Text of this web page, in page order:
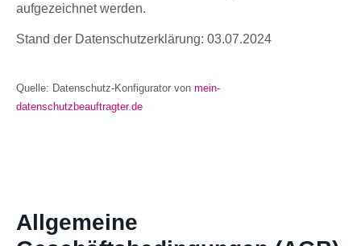
aufgezeichnet werden.
Stand der Datenschutzerklärung: 03.07.2024
Quelle: Datenschutz-Konfigurator von mein-
datenschutzbeauftragter.de
Allgemeine